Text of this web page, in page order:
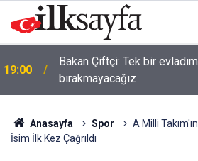
19:00
Bakan Çiftçi: Tek bir
bırakmayacağız
Anasayfa Spor
A Milli
İsim İlk Kez Çağrıldı